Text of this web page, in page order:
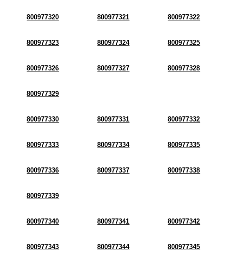
800977320 800977321 800977322
800977323 800977324 800977325
800977326 800977327 800977328
800977329
800977330 800977331 800977332
800977333 800977334 800977335
800977336 800977337 800977338
800977339
800977340 800977341 800977342
800977343 800977344 800977345